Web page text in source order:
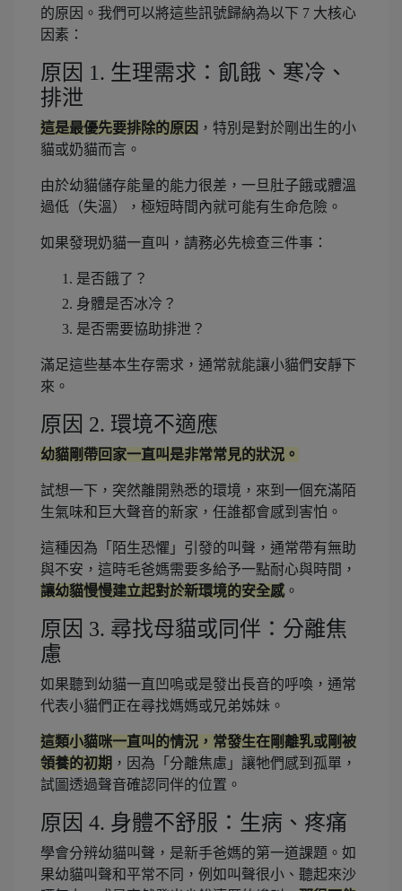
的原因。我們可以將這些訊號歸納為以下 7 大核心
因素：
原因 1. 生理需求：飢餓、寒冷、
排泄
這是最優先要排除的原因 ，特別是對於剛出生的小
貓或奶貓而言。
由於幼貓儲存能量的能力很差，一旦肚子餓或體溫
過低（失溫），極短時間內就可能有生命危險。
如果發現奶貓一直叫，請務必先檢查三件事：
是否餓了？
身體是否冰冷？
是否需要協助排泄？
滿足這些基本生存需求，通常就能讓小貓們安靜下
來。
原因 2. 環境不適應
幼貓剛帶回家一直叫是非常常見的狀況。
試想一下，突然離開熟悉的環境，來到一個充滿陌
生氣味和巨大聲音的新家，任誰都會感到害怕。
這種因為「陌生恐懼」引發的叫聲，通常帶有無助
與不安，這時毛爸媽需要多給予一點耐心與時間，
讓幼貓慢慢建立起對於新環境的安全感。
原因 3. 尋找母貓或同伴：分離焦
慮
如果聽到幼貓一直凹嗚或是發出長音的呼喚，通常
代表小貓們正在尋找媽媽或兄弟姊妹。
這類小貓咪一直叫的情況，常發生在剛離乳或剛被
領養的初期 ，因為「分離焦慮」讓牠們感到孤單，
試圖透過聲音確認同伴的位置。
原因 4. 身體不舒服：生病、疼痛
學會分辨幼貓叫聲，是新手爸媽的第一道課題。如
果幼貓叫聲和平常不同，例如叫聲很小、聽起來沙